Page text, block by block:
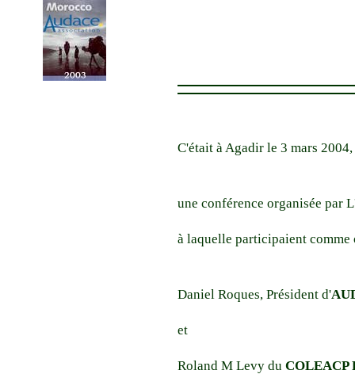
C'était à Agadir le 3 mars 2004,
une conférence organisée par
à laquelle participaient comme
Daniel Roques, Président d'
et
Roland M Levy du COLEACP